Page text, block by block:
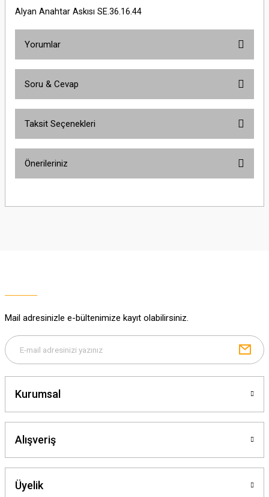
Alyan Anahtar Askısı SE.36.16.44
Yorumlar
Soru & Cevap
Taksit Seçenekleri
Önerileriniz
yetersiz gördüğünüz noktaları öneri formunu kullanarak tarafımıza
Bu ürüne benzer farklı alternatifler olmalı.
Mail adresinizle e-bültenimize kayıt olabilirsiniz.
Kurumsal
Alışveriş
Üyelik